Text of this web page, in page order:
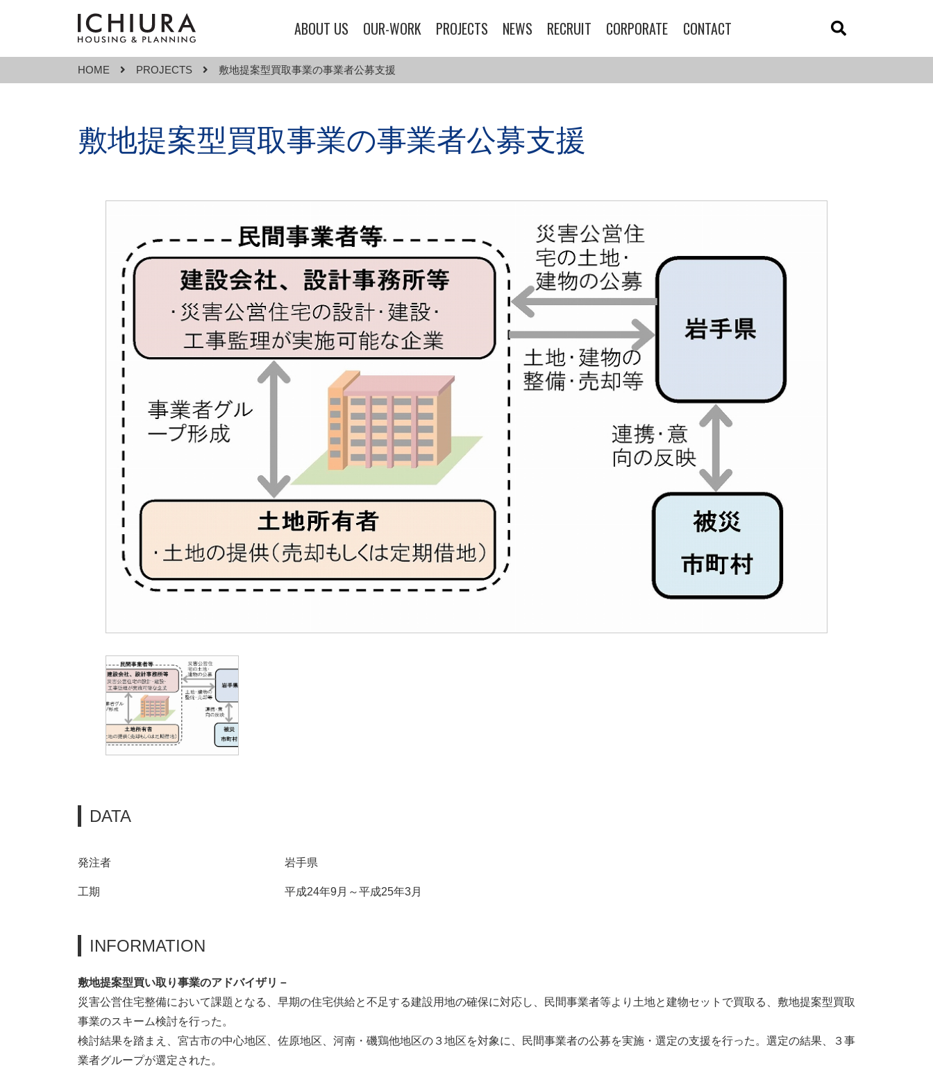
ABOUT US OUR-WORK PROJECTS NEWS RECRUIT CORPORATE CONTACT
HOME PROJECTS 敷地提案型買取事業の事業者公募支援
敷地提案型買取事業の事業者公募支援
DATA
発注者 岩手県
工期 平成24年9月～平成25年3月
INFORMATION
敷地提案型買い取り事業のアドバイザリ－
災害公営住宅整備において課題となる、早期の住宅供給と不足する建設用地の確保に対応し、民間事業者等より土地と建物セットで買取る、敷地提案型買取
事業のスキーム検討を行った。
検討結果を踏まえ、宮古市の中心地区、佐原地区、河南・磯鶏他地区の３地区を対象に、民間事業者の公募を実施・選定の支援を行った。選定の結果、３事
業者グループが選定された。